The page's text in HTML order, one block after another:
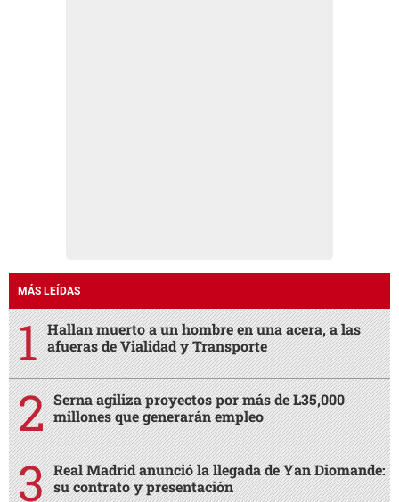
MÁS LEÍDAS
Hallan muerto a un hombre en una acera, a las
afueras de Vialidad y Transporte
Serna agiliza proyectos por más de L35,000
millones que generarán empleo
Real Madrid anunció la llegada de Yan Diomande:
su contrato y presentación